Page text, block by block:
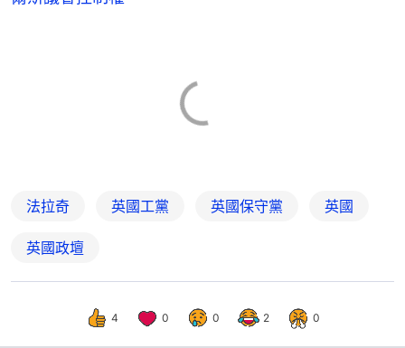
法拉奇 英國工黨 英國保守黨 英國
英國政壇
4 0 0 2 0